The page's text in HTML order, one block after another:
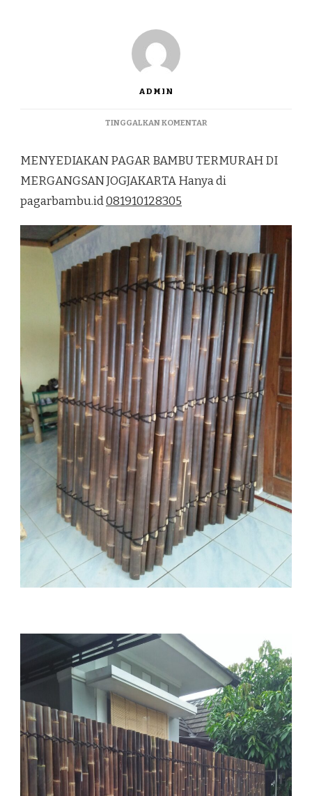
ADMIN
TINGGALKAN KOMENTARPADA
BAMBU
TERMURAH
MENYEDIAKAN PAGAR BAMBU TERMURAH DI
MERGANGSAN JOGJAKARTA Hanya di
pagarbambu.id081910128305